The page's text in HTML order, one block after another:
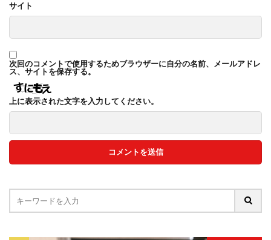
サイト
次回のコメントで使用するためブラウザーに自分の名前、メールアドレ
ス、サイトを保存する。
上に表示された文字を入力してください。